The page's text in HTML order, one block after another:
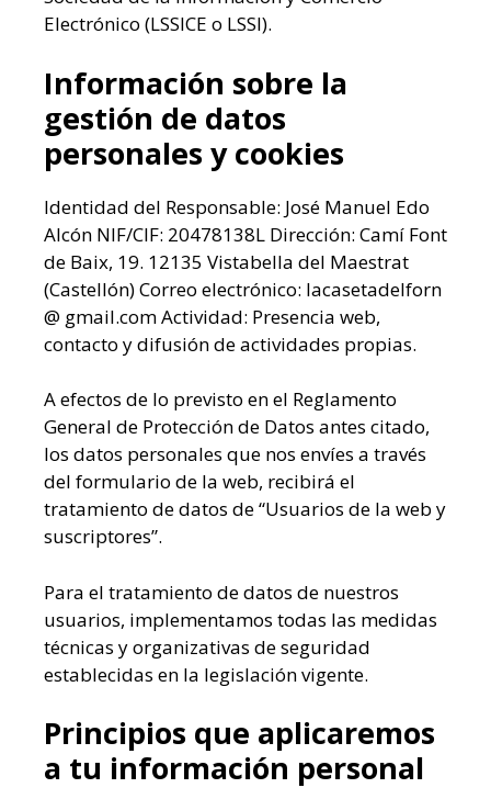
Electrónico (LSSICE o LSSI).
Información sobre la
gestión de datos
personales y cookies
Identidad del Responsable: José Manuel Edo
Alcón NIF/CIF: 20478138L Dirección: Camí Font
de Baix, 19. 12135 Vistabella del Maestrat
(Castellón) Correo electrónico: lacasetadelforn
@ gmail.com Actividad: Presencia web,
contacto y difusión de actividades propias.
A efectos de lo previsto en el Reglamento
General de Protección de Datos antes citado,
los datos personales que nos envíes a través
del formulario de la web, recibirá el
tratamiento de datos de “Usuarios de la web y
suscriptores”.
Para el tratamiento de datos de nuestros
usuarios, implementamos todas las medidas
técnicas y organizativas de seguridad
establecidas en la legislación vigente.
Principios que aplicaremos
a tu información personal